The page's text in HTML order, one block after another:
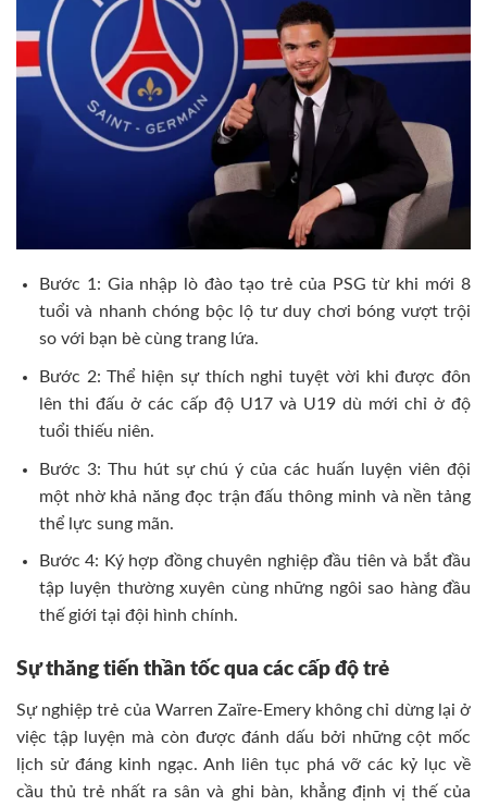
Bước 1: Gia nhập lò đào tạo trẻ của PSG từ khi mới 8
tuổi và nhanh chóng bộc lộ tư duy chơi bóng vượt trội
so với bạn bè cùng trang lứa.
Bước 2: Thể hiện sự thích nghi tuyệt vời khi được đôn
lên thi đấu ở các cấp độ U17 và U19 dù mới chỉ ở độ
tuổi thiếu niên.
Bước 3: Thu hút sự chú ý của các huấn luyện viên đội
một nhờ khả năng đọc trận đấu thông minh và nền tảng
thể lực sung mãn.
Bước 4: Ký hợp đồng chuyên nghiệp đầu tiên và bắt đầu
tập luyện thường xuyên cùng những ngôi sao hàng đầu
thế giới tại đội hình chính.
Sự thăng tiến thần tốc qua các cấp độ trẻ
Sự nghiệp trẻ của Warren Zaïre-Emery không chỉ dừng lại ở
việc tập luyện mà còn được đánh dấu bởi những cột mốc
lịch sử đáng kinh ngạc. Anh liên tục phá vỡ các kỷ lục về
cầu thủ trẻ nhất ra sân và ghi bàn, khẳng định vị thế của